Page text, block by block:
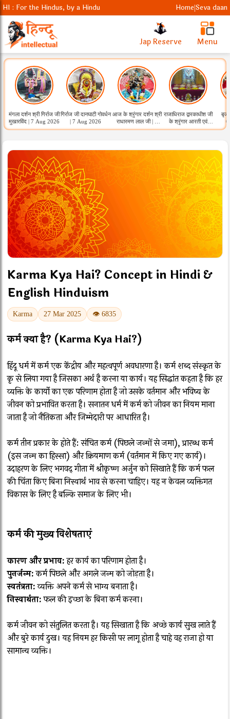
HI : For the Hindus, by a Hindu Home|Seva daan
Jap Reserve Menu
मंगला दर्शन श्री गिर्राज जी
मुखारविंद | 7 Aug 2026
गिर्राज जी दानघाटी गोवर्धन
| 7 Aug 2026
आज के श्रृंगार दर्शन श्री
राधारमण लाल जी | 7
Aug 2026
राजाधिराज द्वारकाधीश जी
के श्रृंगार आरती एवं
कुंडला भोग दर्शन
Karma Kya Hai? Concept in Hindi &
English Hinduism
Karma 27 Mar 2025 👁 6835
कर्म क्या है? (Karma Kya Hai?)
हिंदू धर्म में कर्म एक केंद्रीय और महत्वपूर्ण अवधारणा है। कर्म शब्द संस्कृत के
कृ से लिया गया है जिसका अर्थ है करना या कार्य। यह सिद्धांत कहता है कि हर
व्यक्ति के कार्यों का एक परिणाम होता है जो उसके वर्तमान और भविष्य के
जीवन को प्रभावित करता है। सनातन धर्म में कर्म को जीवन का नियम माना
जाता है जो नैतिकता और जिम्मेदारी पर आधारित है।
कर्म तीन प्रकार के होते हैं: संचित कर्म (पिछले जन्मों से जमा), प्रारब्ध कर्म
(इस जन्म का हिस्सा) और क्रियमाण कर्म (वर्तमान में किए गए कार्य)।
उदाहरण के लिए भगवद् गीता में श्रीकृष्ण अर्जुन को सिखाते हैं कि कर्म फल
की चिंता किए बिना निस्वार्थ भाव से करना चाहिए। यह न केवल व्यक्तिगत
विकास के लिए है बल्कि समाज के लिए भी।
कर्म की मुख्य विशेषताएं
कारण और प्रभाव:हर कार्य का परिणाम होता है।
पुनर्जन्म:कर्म पिछले और अगले जन्म को जोड़ता है।
स्वतंत्रता:व्यक्ति अपने कर्म से भाग्य बनाता है।
निस्वार्थता:फल की इच्छा के बिना कर्म करना।
कर्म जीवन को संतुलित करता है। यह सिखाता है कि अच्छे कार्य सुख लाते हैं
और बुरे कार्य दुख। यह नियम हर किसी पर लागू होता है चाहे वह राजा हो या
सामान्य व्यक्ति।